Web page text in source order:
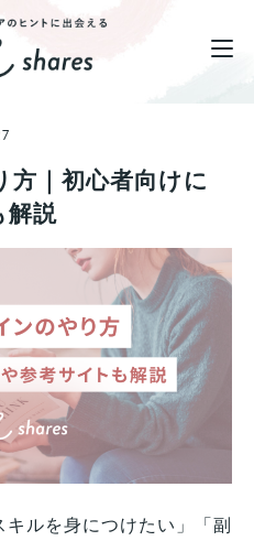
｜初心者向けに
解説
キルを身につけたい」「副